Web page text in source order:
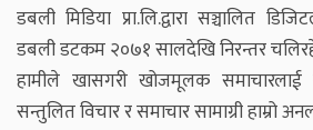
डबली मिडिया प्रा.लि.द्वारा सञ्चालित
डबली डटकम २०७१ सालदेखि निरन्तर
हामीले खासगरी खोजमूलक
सन्तुलित विचार र समाचार सामाग्री हाम्रो